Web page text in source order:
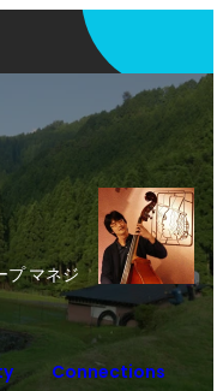
プ マネジ
Connections